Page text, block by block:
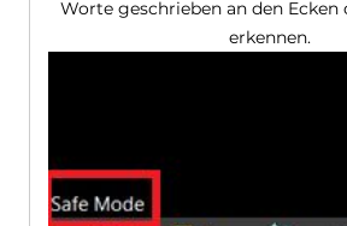
Worte geschrieben an den
erkennen.